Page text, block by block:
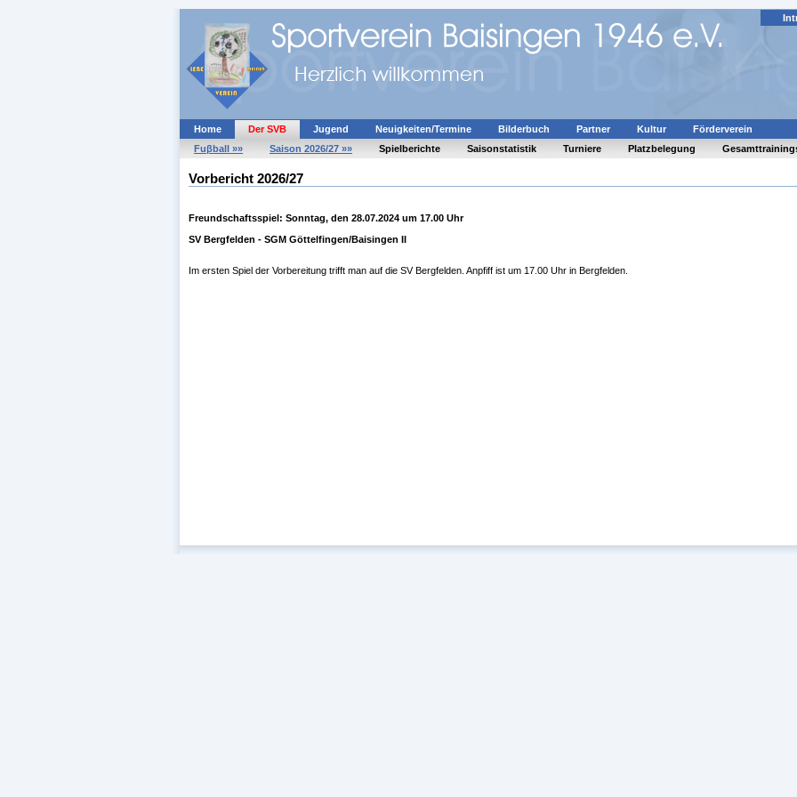
Home Der SVB Jugend Neuigkeiten/Termine Bilderbuch Partner Kultur
Förderverein
Fuβball »»
Saison 2026/27 »» Spielberichte Saisonstatistik Turniere Platzbelegung
Vorbericht 2026/27
Freundschaftsspiel: Sonntag, den 28.07.2024 um 17.00 Uhr
SV Bergfelden - SGM Göttelfingen/Baisingen II
Im ersten Spiel der Vorbereitung trifft man auf die SV Bergfelden. Anpfiff ist um 17.00 Uhr in Bergfelden.